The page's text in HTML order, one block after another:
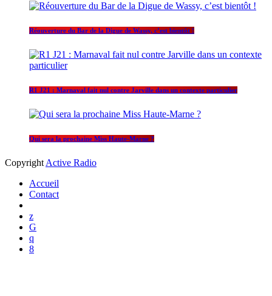
Réouverture du Bar de la Digue de Wassy, c’est bientôt !
R1 J21 : Marnaval fait nul contre Jarville dans un contexte particulier
Qui sera la prochaine Miss Haute-Marne ?
Copyright Active Radio
Accueil
Contact